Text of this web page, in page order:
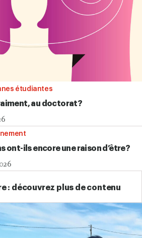
étudiantes
au doctorat?
ont-ils encore une raison d’être?
: découvrez plus de contenu